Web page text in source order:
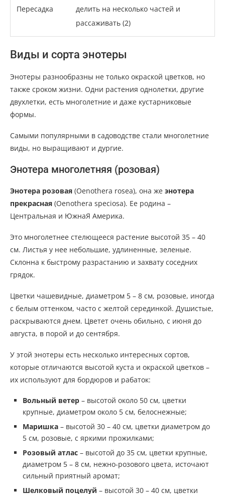
Пересадка
делить на несколько частей и
рассаживать (2)
Виды и сорта энотеры
Энотеры разнообразны не только окраской цветков, но
также сроком жизни. Одни растения однолетки, другие
двухлетки, есть многолетние и даже кустарниковые
формы.
Самыми популярными в садоводстве стали многолетние
виды, но выращивают и дургие.
Энотера многолетняя (розовая)
Энотера розовая (Oenothera rosea), она же энотера
прекрасная (Oenothera speciosa). Ее родина –
Центральная и ЮжнаЯ Америка.
Это многолетнее стелющееся растение высотой 35 – 40
см. Листья у нее небольшие, удлиненные, зеленые.
Склонна к быстрому разрастанию и захвату соседних
грядок.
Цветки чашевидные, диаметром 5 – 8 см, розовые, иногда
с белым оттенком, часто с желтой серединкой. Душистые,
раскрываются днем. Цветет очень обильно, с июня до
августа, в порой и до сентября.
У этой энотеры есть несколько интересных сортов,
которые отличаются высотой куста и окраской цветков –
их используют для бордюров и рабаток:
Вольный ветер – высотой около 50 см, цветки
крупные, диаметром около 5 см, белоснежные;
Маришка – высотой 30 – 40 см, цветки диаметром до
5 см, розовые, с яркими прожилками;
Розовый атлас – высотой до 35 см, цветки крупные,
диаметром 5 – 8 см, нежно-розового цвета, источают
сильный приятный аромат;
Шелковый поцелуй – высотой 30 – 40 см, цветки